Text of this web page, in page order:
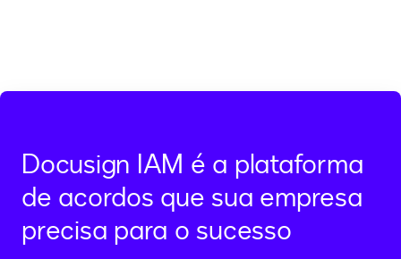
Docusign IAM é a plataforma
de acordos que sua empresa
precisa para o sucesso